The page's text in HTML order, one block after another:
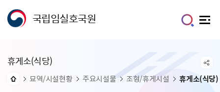
국립임실호국원
휴게소(식당)
묘역/시설현황 주요시설물 조형/휴게시설 휴게소(식당)